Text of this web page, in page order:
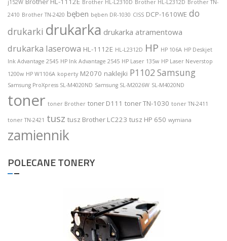
j152W Brother HL-L2310D Brother HL-L2312D Brother TN-
2410 Brother TN-2420 bęben bęben DR-1030 CISS DCP-1610WE do
drukarki drukarka drukarka atramentowa
drukarka laserowa HL-1112E HL-L2312D HP HP 106A HP Deskjet
Ink Advantage 2545 HP Ink Advantage 2545 HP Laser 135w HP Laser Neverstop
1200w HP W1106A koperty M2070 naklejki P1102 Samsung
Samsung ProXpress SL-M4020ND Samsung SL-M2026W SL-M4020ND
toner toner Brother toner D111 toner TN-1030 toner TN-2411
toner TN-2421 tusz tusz Brother LC223 tusz HP 650 wymiana
zamiennik
POLECANE TONERY